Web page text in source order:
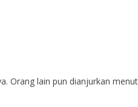
Orang lain pun dianjurkan